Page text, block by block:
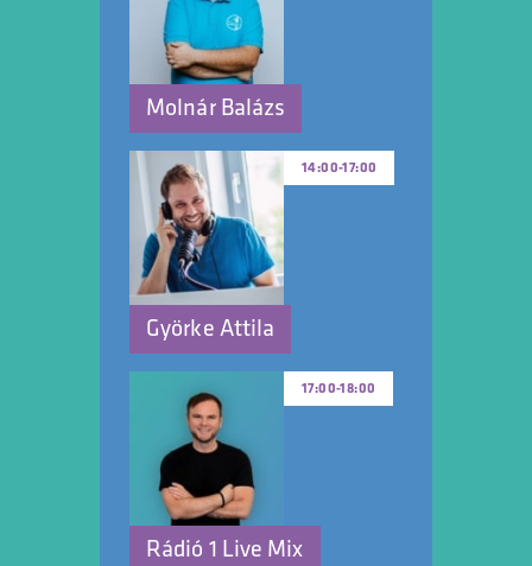
Molnár Balázs
14:00-17:00
Györke Attila
17:00-18:00
Rádió 1 Live Mix